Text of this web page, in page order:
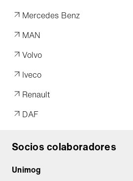
Mercedes Benz
MAN
Volvo
Iveco
Renault
DAF
Socios colaboradores
Unimog